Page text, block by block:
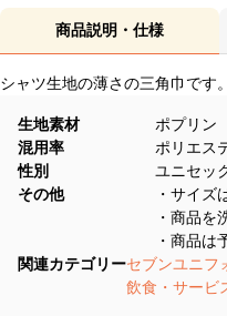
商品説明・仕様
シャツ生地の薄さの三角巾です
生地素材
ポプリン
混用率
ポリエス
性別
ユニセッ
その他
・サイズ
・商品を
・商品は
関連カテゴリーセブンユニフ
飲食・サービ